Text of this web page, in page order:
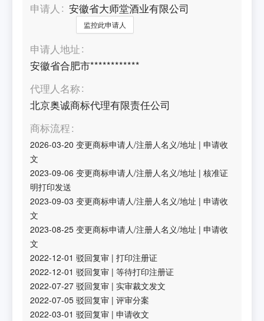
申请人
安徽省大师堂酒业有限公司
监控此申请人
申请人地址
安徽省合肥市************
代理人名称
北京奥诚商标代理有限责任公司
商标流程
2026-03-20 变更商标申请人/注册人名义/地址 |申请收
文
2023-09-06 变更商标申请人/注册人名义/地址 |核准证
明打印发送
2023-09-03 变更商标申请人/注册人名义/地址 |申请收
文
2023-08-25 变更商标申请人/注册人名义/地址 |申请收
文
2022-12-01 驳回复审 |打印注册证
2022-12-01 驳回复审 |等待打印注册证
2022-07-27 驳回复审 | 实审裁文发文
2022-07-05 驳回复审 |评审分案
2022-03-01 驳回复审 |申请收文